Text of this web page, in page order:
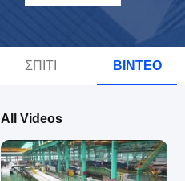
ΣΠΊΤΙ ΒΊΝΤΕΟ
All Videos